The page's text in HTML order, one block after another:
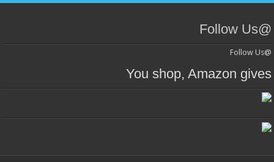
@Follow Us
@Follow Us
You shop, Amazon gives